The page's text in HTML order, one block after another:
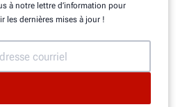
à notre lettre d’information pour
les dernières mises à jour !